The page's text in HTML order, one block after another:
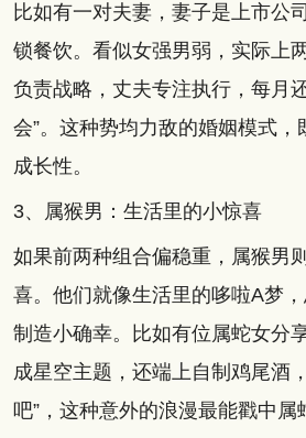
比如有一对夫妻，妻子是上市公
锁餐饮。看似女强男弱，实际上
负责战略，丈夫专注执行，每月
会”。这种势均力敌的婚姻模式
成长性。
3、属猴男：生活里的小惊喜
如果前两种组合偏稳重，属猴男
喜。他们就像生活里的哆啦A梦
制造小确幸。比如有位属蛇女分
成星空主题，还端上自制鸡尾酒
吧”，这种意外的浪漫最能戳中属